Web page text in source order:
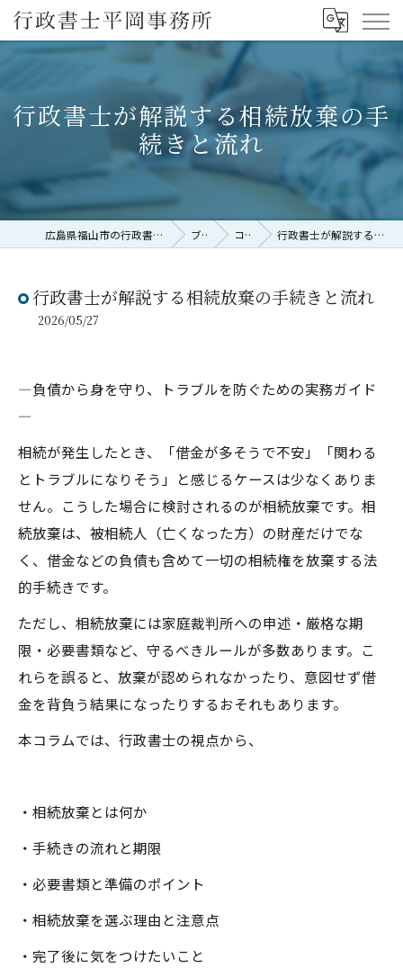
行政書士が解説する相続放棄の手
続きと流れ
広島県福山市の行政書士なら行政書士平岡事務所 ブログ コラム 行政書士が解説する相続放棄の手続きと流れ
行政書士が解説する相続放棄の手続きと流れ
2026/05/27
―負債から身を守り、トラブルを防ぐための実務ガイド
―
相続が発生したとき、「借金が多そうで不安」「関わる
とトラブルになりそう」と感じるケースは少なくありま
せん。こうした場合に検討されるのが相続放棄です。相
続放棄は、被相続人（亡くなった方）の財産だけでな
く、借金などの負債も含めて一切の相続権を放棄する法
的手続きです。
ただし、相続放棄には家庭裁判所への申述・厳格な期
限・必要書類など、守るべきルールが多数あります。こ
れらを誤ると、放棄が認められなかったり、意図せず借
金を背負う結果になったりするおそれもあります。
本コラムでは、行政書士の視点から、
・相続放棄とは何か
・手続きの流れと期限
・必要書類と準備のポイント
・相続放棄を選ぶ理由と注意点
・完了後に気をつけたいこと